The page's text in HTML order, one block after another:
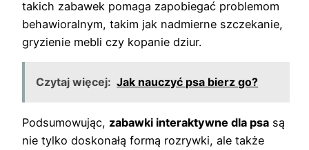
takich zabawek pomaga zapobiegać problemom
behawioralnym, takim jak nadmierne szczekanie,
gryzienie mebli czy kopanie dziur.
Czytaj więcej: Jak nauczyć psa bierz go?
Podsumowując, zabawki interaktywne dla psa są
nie tylko doskonałą formą rozrywki, ale także